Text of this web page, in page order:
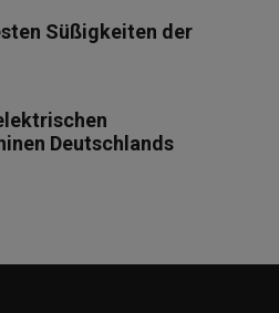
Süßigkeiten der
Deutschlands